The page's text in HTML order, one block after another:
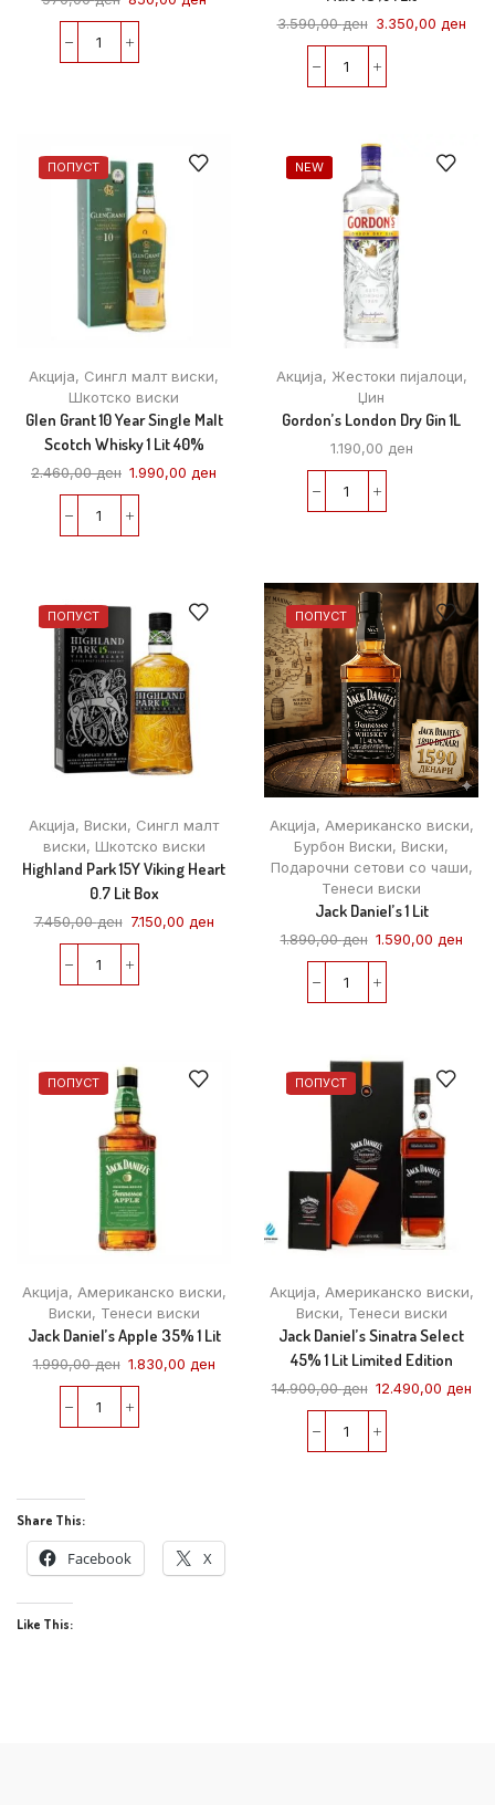
3.590,00ден 3.350,00 ден
ПОПУСТ
Акција, Сингл малт виски,
Шкотско виски
Glen Grant 10 Year Single Malt
Scotch Whisky 1 Lit 40%
2.460,00ден 1.990,00 ден
NEW
Акција, Жестоки пијалоци,
Џин
Gordon’s London Dry Gin 1L
1.190,00 ден
ПОПУСТ
Акција, Виски, Сингл малт
виски, Шкотско виски
Highland Park 15Y Viking Heart
0.7 Lit Box
7.450,00ден 7.150,00 ден
ПОПУСТ
Акција, Американско виски,
Бурбон Виски, Виски,
Подарочни сетови со чаши,
Тенеси виски
Jack Daniel’s 1 Lit
1.890,00ден 1.590,00 ден
ПОПУСТ
Акција, Американско виски,
Виски, Тенеси виски
Jack Daniel’s Apple 35% 1 Lit
1.990,00ден 1.830,00 ден
ПОПУСТ
Акција, Американско виски,
Виски, Тенеси виски
Jack Daniel’s Sinatra Select
45% 1 Lit Limited Edition
14.900,00ден 12.490,00 ден
Share This:
Facebook X
Like This: